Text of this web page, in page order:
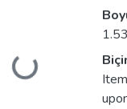
Yükleniyor...